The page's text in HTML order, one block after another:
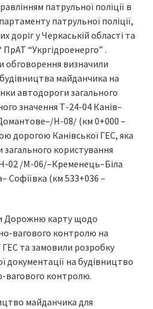
патрульної поліції в
патрульної поліції,
доріг у Черкаській області та
ПрАТ “Укргідроенерго” .
обговорення визначили
майданчика на
автодороги загального
значення Т-24-04 Канів–
Н-08/ (км 0+000 –
дорогою Канівської ГЕС, яка
користування
02 /М-06/–Кременець–Біла
Софіївка (км 533+036 –
Дорожню карту щодо
вагового контролю на
ГЕС та замовили розробку
на будівництво
вагового контролю.
майданчика для